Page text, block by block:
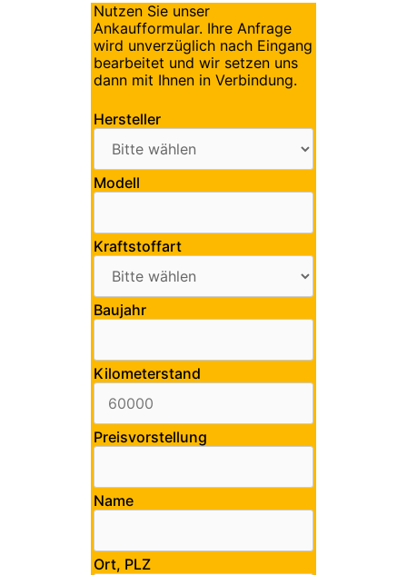
Nutzen Sie unser
Ankaufformular. Ihre Anfrage
wird unverzüglich nach Eingang
bearbeitet und wir setzen uns
dann mit Ihnen in Verbindung.
Hersteller
Modell
Kraftstoffart
Baujahr
Kilometerstand
Preisvorstellung
Name
Ort, PLZ